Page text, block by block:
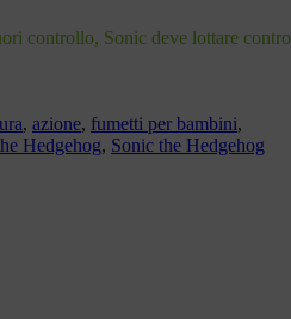
controllo, Sonic deve lottare contro
, azione, fumetti per bambini,
Hedgehog, Sonic the Hedgehog